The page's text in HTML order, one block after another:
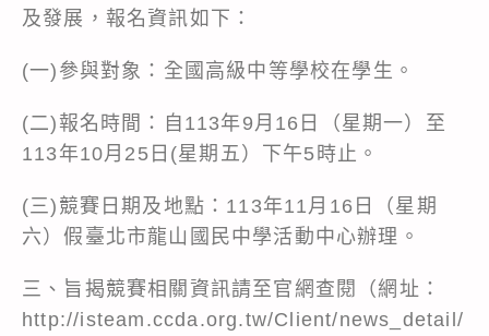
及發展，報名資訊如下：
(一)參與對象：全國高級中等學校在學生。
(二)報名時間：自113年9月16日（星期一）至
113年10月25日(星期五）下午5時止。
(三)競賽日期及地點：113年11月16日（星期
六）假臺北市龍山國民中學活動中心辦理。
三、旨揭競賽相關資訊請至官網查閱（網址：
http://isteam.ccda.org.tw/Client/news_detail/